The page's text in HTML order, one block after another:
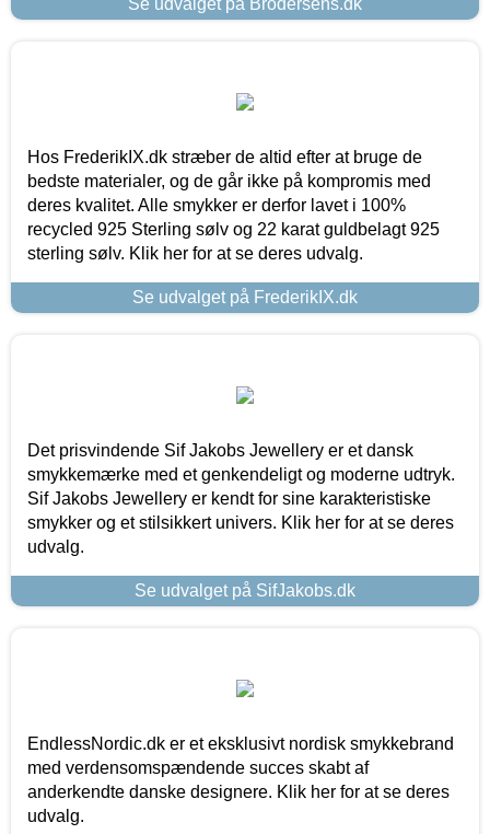
Hos FrederikIX.dk stræber de altid efter at bruge de
bedste materialer, og de går ikke på kompromis med
deres kvalitet. Alle smykker er derfor lavet i 100%
recycled 925 Sterling sølv og 22 karat guldbelagt 925
sterling sølv. Klik her for at se deres udvalg.
Se udvalget på FrederikIX.dk
Det prisvindende Sif Jakobs Jewellery er et dansk
smykkemærke med et genkendeligt og moderne udtryk.
Sif Jakobs Jewellery er kendt for sine karakteristiske
smykker og et stilsikkert univers. Klik her for at se deres
udvalg.
Se udvalget på SifJakobs.dk
EndlessNordic.dk er et eksklusivt nordisk smykkebrand
med verdensomspændende succes skabt af
anderkendte danske designere. Klik her for at se deres
udvalg.